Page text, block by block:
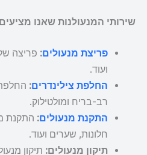
שירותי המנעולנות שאנו
פריצת מנעולים: פריצה
ועוד.
החלפת צילינדרים: החלפת
רב-בריח ומולטילוק.
התקנת מנעולים: התקנת
חלונות, שערים ועוד.
תיקון מנעולים: תיקון